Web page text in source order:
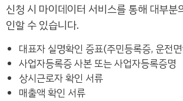
신청 시 마이데이터 서비스를 통해 대부분
인할 수 있습니다.
대표자 실명확인 증표(주민등록증, 운전
사업자등록증 사본 또는 사업자등록증명
상시근로자 확인 서류
매출액 확인 서류